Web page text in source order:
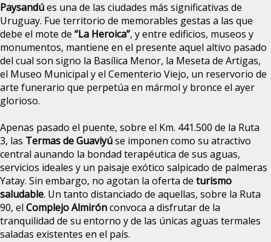
Paysandúes una de las ciudades más significativas de
Uruguay. Fue territorio de memorables gestas a las que
debe el mote de “La Heroica”, y entre edificios, museos y
monumentos, mantiene en el presente aquel altivo pasado
del cual son signo la Basílica Menor, la Meseta de Artigas,
el Museo Municipal y el Cementerio Viejo, un reservorio de
arte funerario que perpetúa en mármol y bronce el ayer
glorioso.
Apenas pasado el puente, sobre el Km. 441.500 de la Ruta
3, las Termas de Guaviyúse imponen como su atractivo
central aunando la bondad terapéutica de sus aguas,
servicios ideales y un paisaje exótico salpicado de palmeras
Yatay. Sin embargo, no agotan la oferta de turismo
saludable. Un tanto distanciado de aquellas, sobre la Ruta
90, el Complejo Almirónconvoca a disfrutar de la
tranquilidad de su entorno y de las únicas aguas termales
saladas existentes en el país.